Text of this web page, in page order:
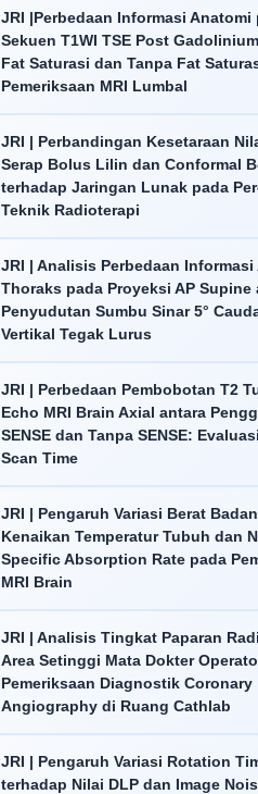
JRI |Perbedaan Informasi Anatomi
Sekuen T1WI TSE Post
Fat Saturasi dan Tanpa Fat
Pemeriksaan MRI Lumbal
JRI | Perbandingan Kesetaraan
Serap Bolus Lilin dan Conformal
terhadap Jaringan Lunak pada
Teknik Radioterapi
JRI | Analisis Perbedaan Informasi
Thoraks pada Proyeksi AP Supine
Penyudutan Sumbu Sinar 5°
Vertikal Tegak Lurus
JRI | Perbedaan Pembobotan T2
Echo MRI Brain Axial antara
SENSE dan Tanpa SENSE:
Scan Time
JRI | Pengaruh Variasi Berat
Kenaikan Temperatur Tubuh dan
Specific Absorption Rate pada
MRI Brain
JRI | Analisis Tingkat Paparan
Area Setinggi Mata Dokter
Pemeriksaan Diagnostik Coronary
Angiography di Ruang Cathlab
JRI | Pengaruh Variasi Rotation
terhadap Nilai DLP dan Image